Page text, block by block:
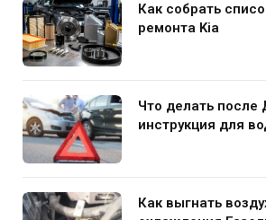
Как собрать
ремонта Kia
Что делать
инструкция для
Как выгнать